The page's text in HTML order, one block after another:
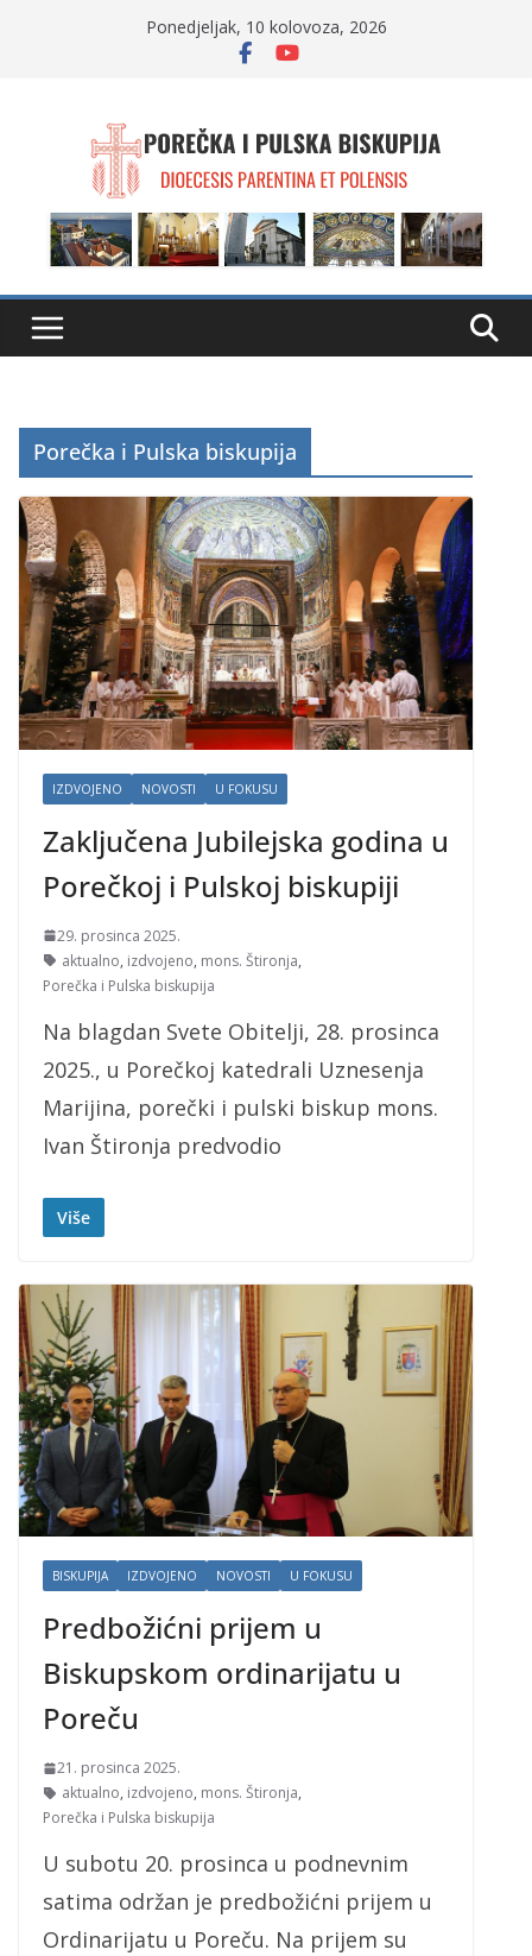
Ponedjeljak, 10 kolovoza, 2026
Porečka i Pulska biskupija
IZDVOJENO NOVOSTI U FOKUSU
Zaključena Jubilejska godina u
Porečkoj i Pulskoj biskupiji
29. prosinca 2025.
aktualno, izdvojeno, mons. Štironja,
Porečka i Pulska biskupija
Na blagdan Svete Obitelji, 28. prosinca
2025., u Porečkoj katedrali Uznesenja
Marijina, porečki i pulski biskup mons.
Ivan Štironja predvodio
Više
BISKUPIJA IZDVOJENO NOVOSTI U FOKUSU
Predbožićni prijem u
Biskupskom ordinarijatu u
Poreču
21. prosinca 2025.
aktualno, izdvojeno, mons. Štironja,
Porečka i Pulska biskupija
U subotu 20. prosinca u podnevnim
satima održan je predbožićni prijem u
Ordinarijatu u Poreču. Na prijem su